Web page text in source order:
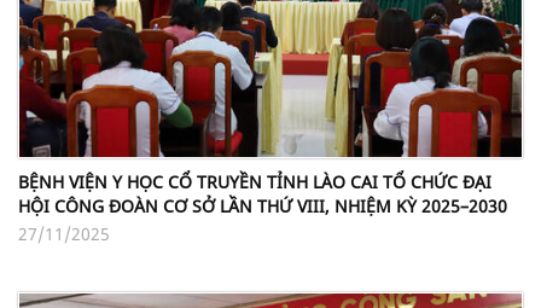
BỆNH VIỆN Y HỌC CỔ TRUYỀN TỈNH LÀO CAI TỔ CHỨC ĐẠI
HỘI CÔNG ĐOÀN CƠ SỞ LẦN THỨ VIII, NHIỆM KỲ 2025–2030
27/11/2025